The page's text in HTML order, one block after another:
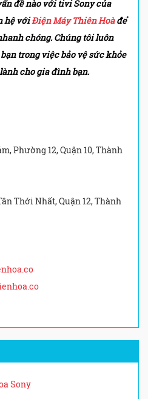
đề nào với tivi Sonycủa
hệ vớiĐiện Máy Thiên Hoàđể
chóng. Chúng tôi luôn
trong việc bảo vệ sức khỏe
cho gia đình bạn.
Phường 12, Quận 10, Thành
Thới Nhất, Quận 12, Thành
Sony